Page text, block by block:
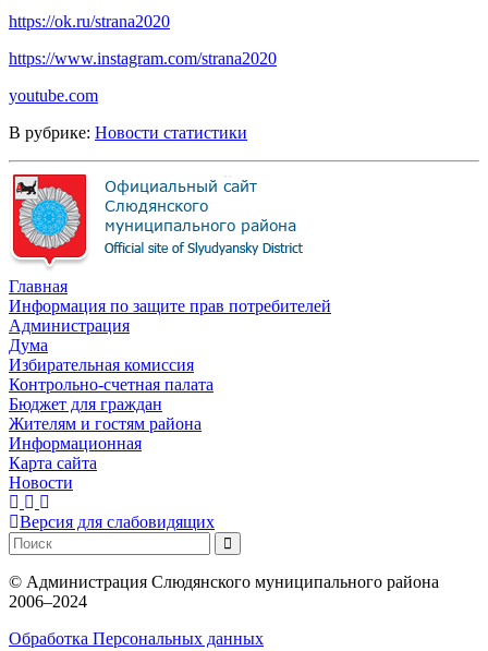
https://ok.ru/strana2020
https://www.instagram.com/strana2020
youtube.com
В рубрике: Новости статистики
Главная
Информация по защите прав потребителей
Администрация
Дума
Избирательная комиссия
Контрольно-счетная палата
Бюджет для граждан
Жителям и гостям района
Информационная
Карта сайта
Новости
Версия для слабовидящих
© Администрация Слюдянского муниципального района
2006–2024
Обработка Персональных данных